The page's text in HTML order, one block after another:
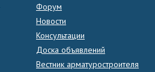
Форум
Новости
Консультации
Доска объявлений
Вестник арматуростроителя